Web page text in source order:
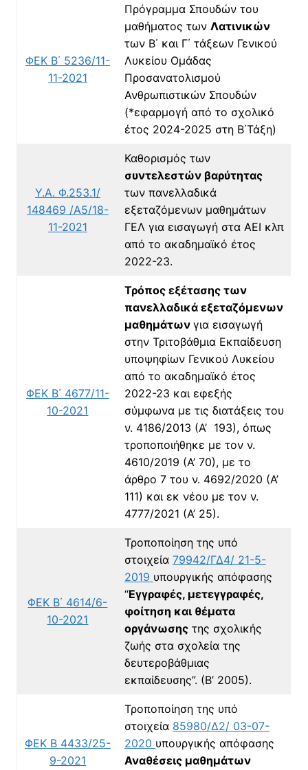
ΦΕΚ Β΄ 5236/11-
11-2021
Πρόγραμμα Σπουδών του
μαθήματος των Λατινικών
των Β΄ και Γ΄ τάξεων Γενικού
Λυκείου Ομάδας
Προσανατολισμού
Ανθρωπιστικών Σπουδών
(*εφαρμογή από το σχολικό
έτος 2024-2025 στη Β΄Τάξη)
Υ.Α. Φ.253.1/
148469 /Α5/18-
11-2021
Καθορισμός των
συντελεστών βαρύτητας
των πανελλαδικά
εξεταζόμενων μαθημάτων
ΓΕΛ για εισαγωγή στα ΑΕΙ κλπ
από το ακαδημαϊκό έτος
2022-23.
ΦΕΚ Β΄ 4677/11-
10-2021
Τρόπος εξέτασης των
πανελλαδικά εξεταζόμενων
μαθημάτων για εισαγωγή
στην Τριτοβάθμια Εκπαίδευση
υποψηφίων Γενικού Λυκείου
από το ακαδημαϊκό έτος
2022-23 και εφεξής
σύμφωνα με τις διατάξεις του
ν. 4186/2013 (Α’ 193), όπως
τροποποιήθηκε με τον ν.
4610/2019 (Α’ 70), με το
άρθρο 7 του ν. 4692/2020 (Α’
111) και εκ νέου με τον ν.
4777/2021 (Α’ 25).
ΦΕΚ Β΄ 4614/6-
10-2021
Τροποποίηση της υπό
στοιχεία 79942/ΓΔ4/ 21-5-
2019 υπουργικής απόφασης
“Εγγραφές, μετεγγραφές,
φοίτηση και θέματα
οργάνωσηςτης σχολικής
ζωής στα σχολεία της
δευτεροβάθμιας
εκπαίδευσης”. (Β’ 2005).
ΦΕΚ Β 4433/25-
9-2021
Τροποποίηση της υπό
στοιχεία 85980/Δ2/ 03-07-
2020 υπουργικής απόφασης
Αναθέσεις μαθημάτων